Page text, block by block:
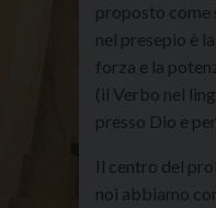
proposto come
nel presepio è
forza e la
(il Verbo nel
presso Dio e
Il centro del
noi abbiamo